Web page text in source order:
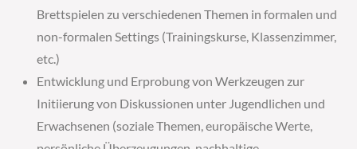
Brettspielen zu verschiedenen Themen in formalen und
non-formalen Settings (Trainingskurse, Klassenzimmer,
etc.)
Entwicklung und Erprobung von Werkzeugen zur
Initiierung von Diskussionen unter Jugendlichen und
Erwachsenen (soziale Themen, europäische Werte,